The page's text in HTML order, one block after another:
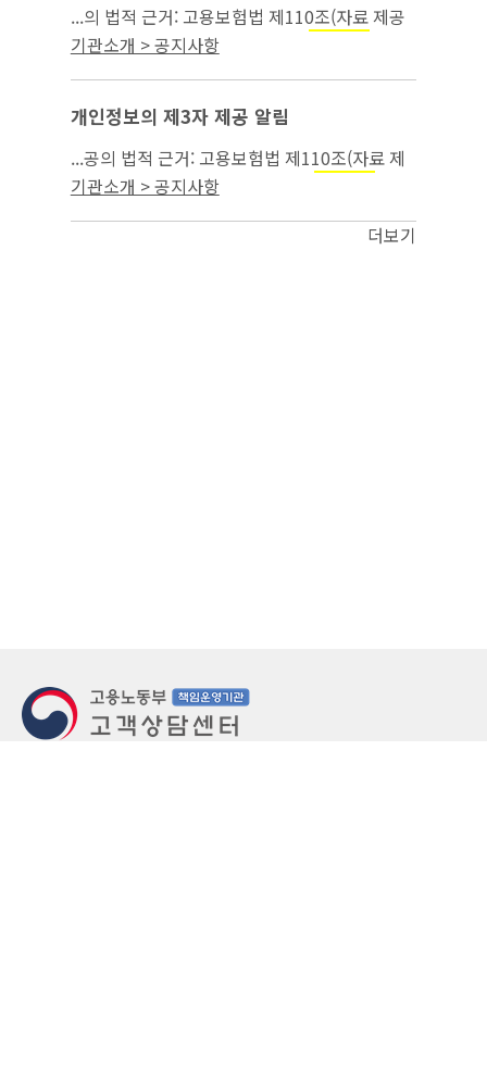
...의 법적 근거: 고용보험법 제110조(자료 제공
의 요청) 3. 개인정보 제공 목적:
부정
파일 2건...
기관소개 > 공지사항
개인정보의 제3자 제공 알림
...공의 법적 근거: 고용보험법 제110조(자료 제
공의 요청) 3. 제3자 제공의 목적:
부정
(구성): 녹취파일 3건...
기관소개 > 공지사항
더보기